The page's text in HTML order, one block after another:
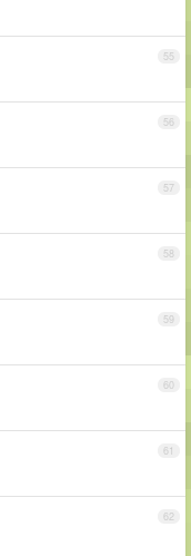
55
56
57
58
59
60
61
62